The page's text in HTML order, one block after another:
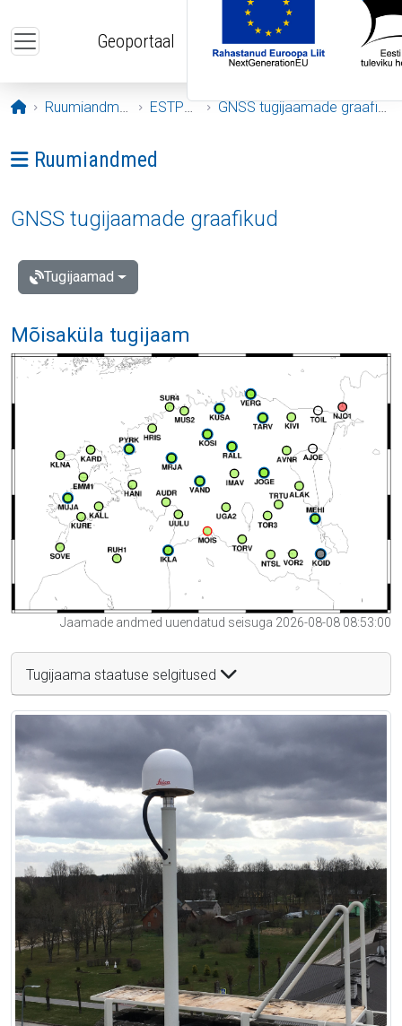
Geoportaal
Avaleht
Ruumiandmed ESTPOS GNSS tugijaamade graafikud
Ava menüü: Ruumiandmed
Ruumiandmed
GNSS tugijaamade graafikud
Tugijaamad
Mõisaküla tugijaam
Jaamade andmed uuendatud seisuga 2026-08-08 08:53:00
Tugijaama staatuse selgitused